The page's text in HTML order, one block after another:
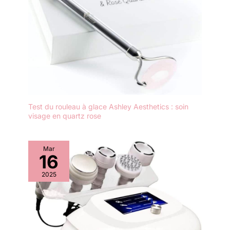
sur la base ou utiliser
l'interface de câble USB,
ce qui est plus pratique à
utiliser. Le petit masseur
Facial est léger et facile à
transporter.
anniversaire, la fête des mères
ou un anniversaire spécial.
Test du rouleau à glace Ashley Aesthetics : soin
visage en quartz rose
Mar
16
2025